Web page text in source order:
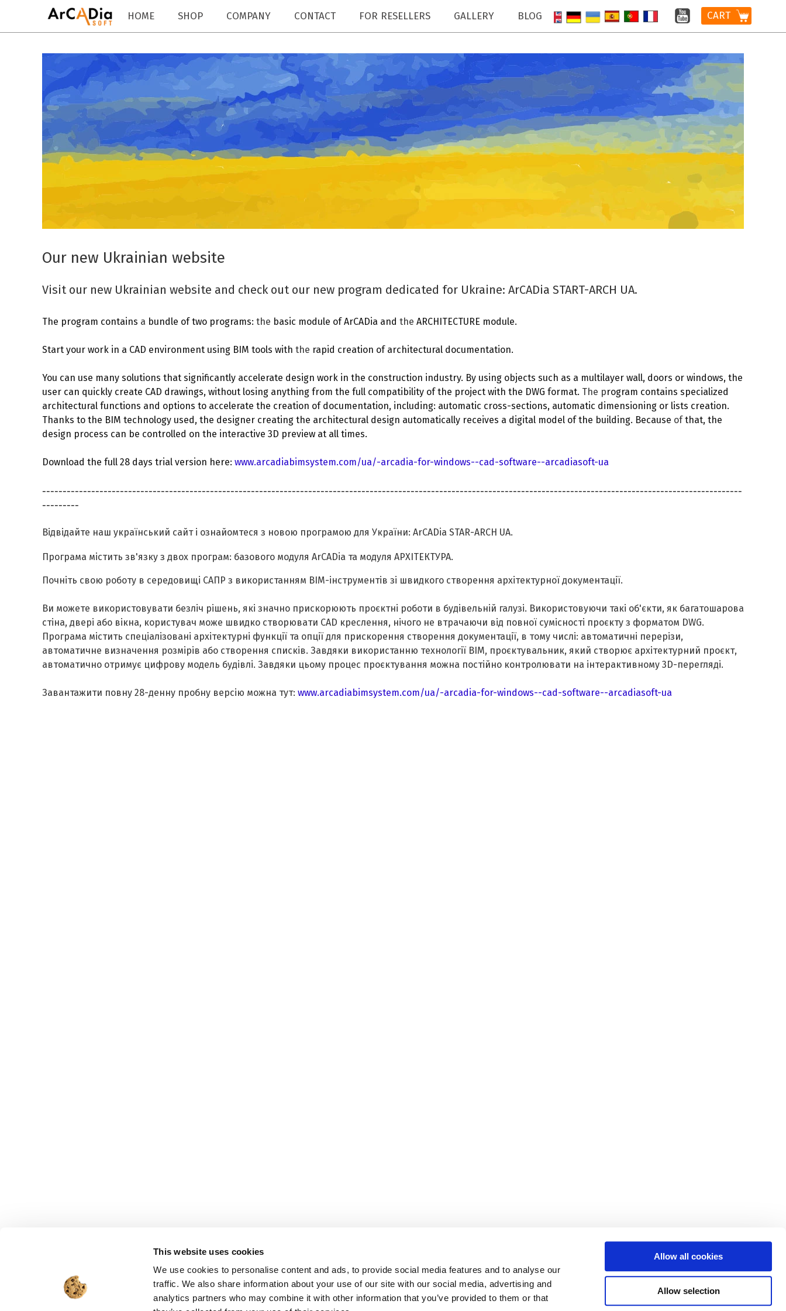
This website uses cookies
We use cookies to personalise content and ads, to provide social media features and to analyse our
traffic. We also share information about your use of our site with our social media, advertising and
analytics partners who may combine it with other information that you’ve provided to them or that
Allow all cookies
Allow selection
HOME SHOP COMPANY CONTACT FOR RESELLERS GALLERY BLOG CART
Our new Ukrainian website
Visit our new Ukrainian website and check out our new program dedicated for Ukraine: ArCADia START-ARCH UA.
The program contains a bundle of two programs: the basic module of ArCADia and the ARCHITECTURE module.
Start your work in a CAD environment using BIM tools with the rapid creation of architectural documentation.
You can use many solutions that significantly accelerate design work in the construction industry. By using objects such as a multilayer wall, doors or windows, the
user can quickly create CAD drawings, without losing anything from the full compatibility of the project with the DWG format. The program contains specialized
architectural functions and options to accelerate the creation of documentation, including: automatic cross-sections, automatic dimensioning or lists creation.
Thanks to the BIM technology used, the designer creating the architectural design automatically receives a digital model of the building. Because ofthat, the
design process can be controlled on the interactive 3D preview at all times.
Download the full 28 days trial version here: www.arcadiabimsystem.com/ua/-arcadia-for-windows--cad-software--arcadiasoft-ua
---------------------------------------------------------------------------------------------------------------------------------------------------------------------------
---------
Відвідайте наш український сайт і ознайомтеся з новою програмою для України: ArCADia STAR-ARCH UA.
Програма містить зв'язку з двох програм: базового модуля ArCADia та модуля АРХІТЕКТУРА.
Почніть свою роботу в середовищі САПР з використанням BIM-інструментів зі швидкого створення архітектурної документації.
Ви можете використовувати безліч рішень, які значно прискорюють проєктні роботи в будівельній галузі. Використовуючи такі об'єкти, як багатошарова
стіна, двері або вікна, користувач може швидко створювати CAD креслення, нічого не втрачаючи від повної сумісності проєкту з форматом DWG.
Програма містить спеціалізовані архітектурні функції та опції для прискорення створення документації, в тому числі: автоматичні перерізи,
автоматичне визначення розмірів або створення списків. Завдяки використанню технології BIM, проєктувальник, який створює архітектурний проєкт,
автоматично отримує цифрову модель будівлі. Завдяки цьому процес проєктування можна постійно контролювати на інтерактивному 3D-перегляді.
Завантажити повну 28-денну пробну версію можна тут: www.arcadiabimsystem.com/ua/-arcadia-for-windows--cad-software--arcadiasoft-ua